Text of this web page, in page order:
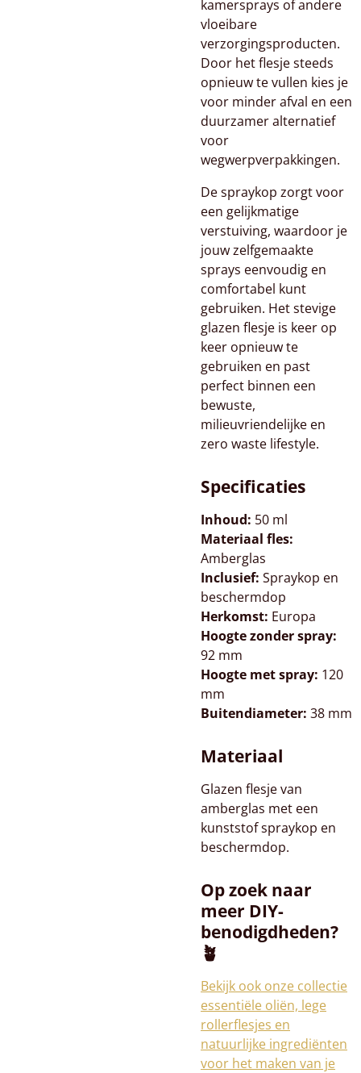
kamersprays of andere
vloeibare
verzorgingsproducten.
Door het flesje steeds
opnieuw te vullen kies je
voor minder afval en een
duurzamer alternatief
voor
wegwerpverpakkingen.
De spraykop zorgt voor
een gelijkmatige
verstuiving, waardoor je
jouw zelfgemaakte
sprays eenvoudig en
comfortabel kunt
gebruiken. Het stevige
glazen flesje is keer op
keer opnieuw te
gebruiken en past
perfect binnen een
bewuste,
milieuvriendelijke en
zero waste lifestyle.
Specificaties
Inhoud: 50 ml
Materiaal fles:
Amberglas
Inclusief: Spraykop en
beschermdop
Herkomst: Europa
Hoogte zonder spray:
92 mm
Hoogte met spray: 120
mm
Buitendiameter: 38 mm
Materiaal
Glazen flesje van
amberglas met een
kunststof spraykop en
beschermdop.
Op zoek naar
meer DIY-
benodigdheden?
🪴
Bekijk ook onze collectie
essentiële oliën, lege
rollerflesjes en
natuurlijke ingrediënten
voor het maken van je